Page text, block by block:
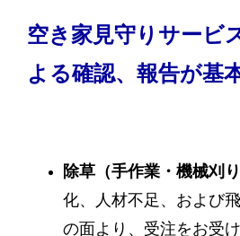
空き家見守りサービ
よる確認、報告が基
除草（手作業・機械刈り
化、人材不足、および
の面より、受注をお受